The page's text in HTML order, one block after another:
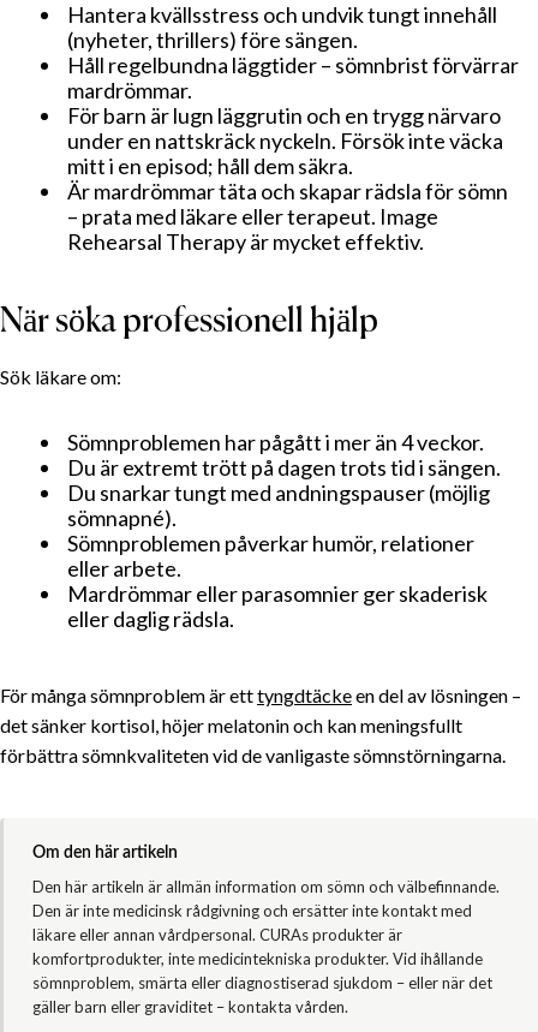
Hantera kvällsstress och undvik tungt innehåll
(nyheter, thrillers) före sängen.
Håll regelbundna läggtider – sömnbrist förvärrar
mardrömmar.
För barn är lugn läggrutin och en trygg närvaro
under en nattskräck nyckeln. Försök inte väcka
mitt i en episod; håll dem säkra.
Är mardrömmar täta och skapar rädsla för sömn
– prata med läkare eller terapeut. Image
Rehearsal Therapy är mycket effektiv.
När söka professionell hjälp
Sök läkare om:
Sömnproblemen har pågått i mer än 4 veckor.
Du är extremt trött på dagen trots tid i sängen.
Du snarkar tungt med andningspauser (möjlig
sömnapné).
Sömnproblemen påverkar humör, relationer
eller arbete.
Mardrömmar eller parasomnier ger skaderisk
eller daglig rädsla.
För många sömnproblem är etttyngdtäckeen del av lösningen –
det sänker kortisol, höjer melatonin och kan meningsfullt
förbättra sömnkvaliteten vid de vanligaste sömnstörningarna.
Om den här artikeln
Den här artikeln är allmän information om sömn och välbefinnande.
Den är inte medicinsk rådgivning och ersätter inte kontakt med
läkare eller annan vårdpersonal. CURAs produkter är
komfortprodukter, inte medicintekniska produkter. Vid ihållande
sömnproblem, smärta eller diagnostiserad sjukdom – eller när det
gäller barn eller graviditet – kontakta vården.